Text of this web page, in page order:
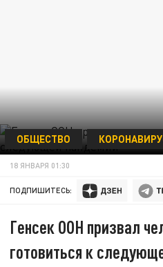
ОБЩЕСТВО
18 ЯНВАРЯ 01:30
ПОДПИШИТЕСЬ:
Генсек ООН призвал
готовиться к